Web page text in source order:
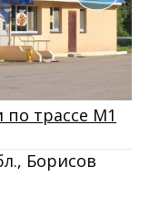
по трассе М1
Борисов